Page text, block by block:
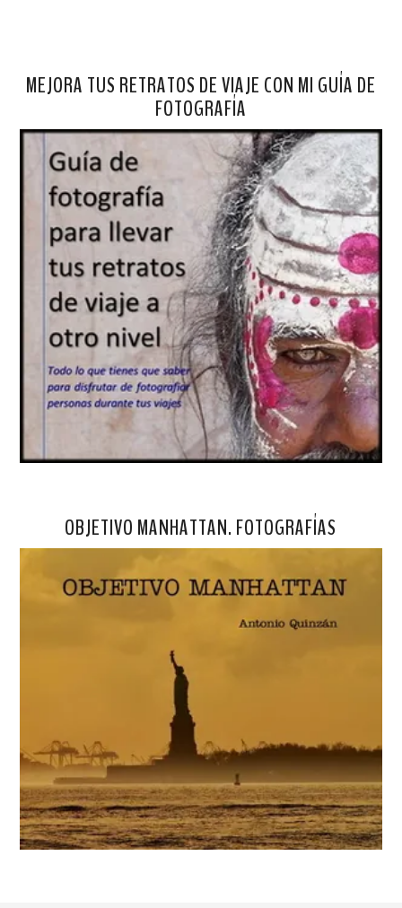
MEJORA TUS RETRATOS DE VIAJE CON MI GUÍA DE
FOTOGRAFÍA
OBJETIVO MANHATTAN. FOTOGRAFÍAS